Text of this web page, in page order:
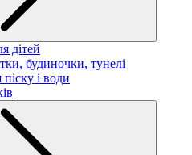
дітей
будиночки, тунелі
і води